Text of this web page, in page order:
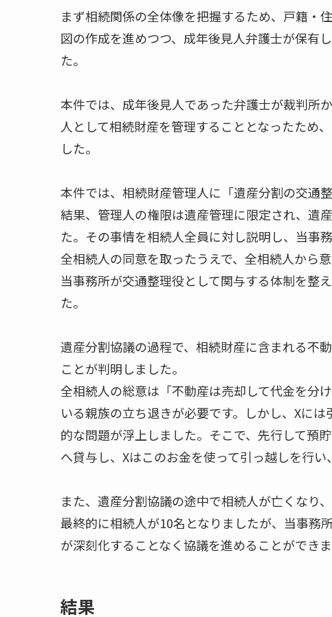
まず相続関係の全体像を把握するため、戸籍・
図の作成を進めつつ、成年後見人弁護士が保有
た。
本件では、成年後見人であった弁護士が裁判所
人として相続財産を管理することとなったため
した。
本件では、相続財産管理人に「遺産分割の交通
結果、管理人の権限は遺産管理に限定され、遺
た。その事情を相続人全員に対し説明し、当事
全相続人の同意を取ったうえで、全相続人から
当事務所が交通整理役として関与する体制を整
た。
遺産分割協議の過程で、相続財産に含まれる不
ことが判明しました。
全相続人の総意は「不動産は売却して代金を分
いる親族の立ち退きが必要です。しかし、Xに
的な問題が浮上しました。そこで、先行して預
へ貸与し、Xはこのお金を使って引っ越しを行
また、遺産分割協議の途中で相続人が亡くなり
最終的に相続人が10名となりましたが、当事務
が深刻化することなく協議を進めることができま
結果